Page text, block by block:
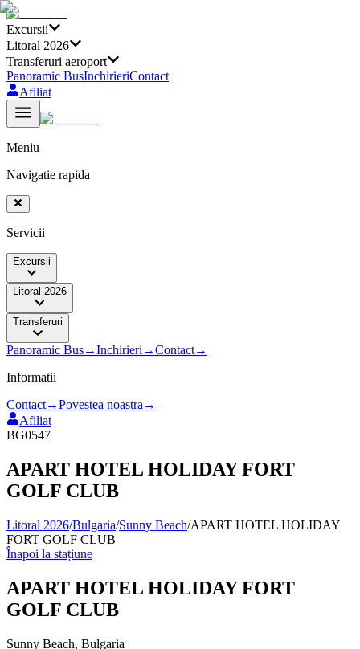
Excursii
Litoral 2026
Transferuri aeroport
Panoramic BusInchirieriContact
Afiliat
Meniu
Navigatie rapida
Servicii
Excursii
Litoral 2026
Transferuri
Panoramic Bus→Inchirieri →Contact→
Informatii
Contact→Povestea noastra →
Afiliat
BG0547
APART HOTEL HOLIDAY FORT
GOLF CLUB
Litoral 2026/Bulgaria/Sunny Beach/APART HOTEL HOLIDAY
FORT GOLF CLUB
Înapoi la stațiune
APART HOTEL HOLIDAY FORT
GOLF CLUB
Sunny Beach, Bulgaria